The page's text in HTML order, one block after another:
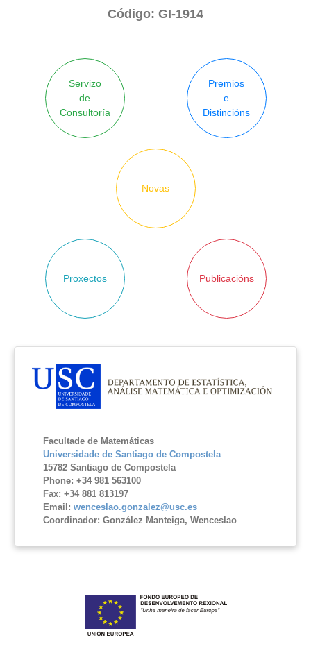
Código: GI-1914
Servizo
de
Consultoría
Premios
e
Distincións
Novas
Proxectos Publicacións
Facultade de Matemáticas
Universidade de Santiago de Compostela
15782 Santiago de Compostela
Phone: +34 981 563100
Fax: +34 881 813197
Email: wenceslao.gonzalez@usc.es
Coordinador: González Manteiga, Wenceslao